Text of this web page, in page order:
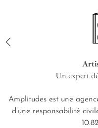
Un expert
Amplitudes est une
d’une responsabilité